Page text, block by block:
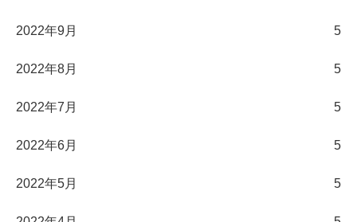
2022年9月 5
2022年8月 5
2022年7月 5
2022年6月 5
2022年5月 5